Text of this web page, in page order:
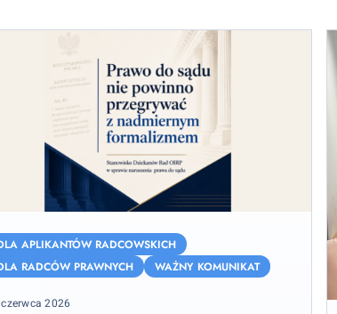
APLIKANTÓW RADCOWSKICH
RADCÓW PRAWNYCH
WAŻNY KOMUNIKAT
2026